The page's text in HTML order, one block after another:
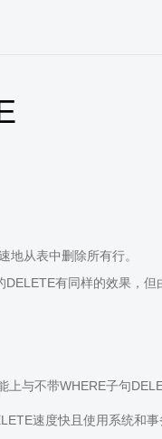
地从表中删除所有行。
有同样的效果，
上与不带WHERE子句
速度快且使用系统和事